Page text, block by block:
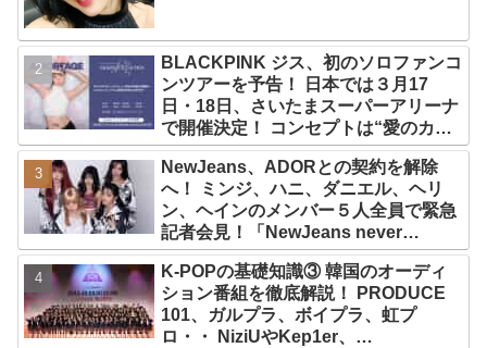
BLACKPINK ジス、初のソロファンコ
ンツアーを予告！ 日本では３月17
日・18日、さいたまスーパーアリーナ
で開催決定！ コンセプトは“愛のカケ
ラ”！？ 14日には新アルバム
『AMORTAGE』もリリース
NewJeans、ADORとの契約を解除
へ！ ミンジ、ハニ、ダニエル、ヘリ
ン、ヘインのメンバー５人全員で緊急
記者会見！「NewJeans never
dies!」と微笑みの宣言！ ADOR側、
2029年まで契約有効と主張
K-POPの基礎知識③ 韓国のオーディ
ション番組を徹底解説！ PRODUCE
101、ガルプラ、ボイプラ、虹プ
ロ・・ NiziUやKep1er、